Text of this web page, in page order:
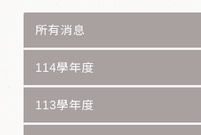
所有消息
114學年度
113學年度